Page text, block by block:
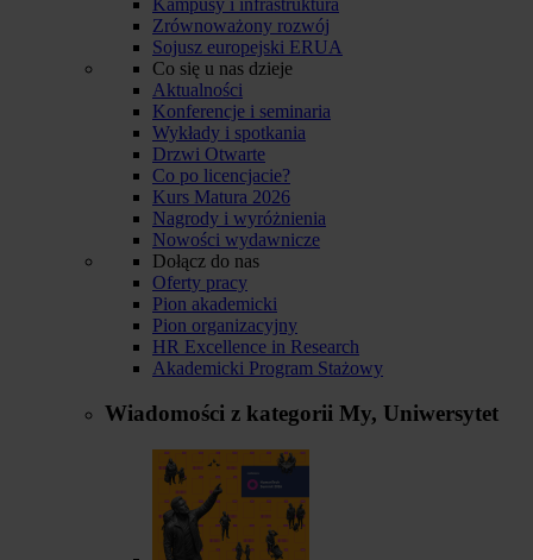
Zrównoważony rozwój
Sojusz europejski ERUA
Co się u nas dzieje
Aktualności
Konferencje i seminaria
Wykłady i spotkania
Drzwi Otwarte
Co po licencjacie?
Kurs Matura 2026
Nagrody i wyróżnienia
Nowości wydawnicze
Dołącz do nas
Oferty pracy
Pion akademicki
Pion organizacyjny
HR Excellence in Research
Akademicki Program Stażowy
Wiadomości z kategorii My, Uniwersytet